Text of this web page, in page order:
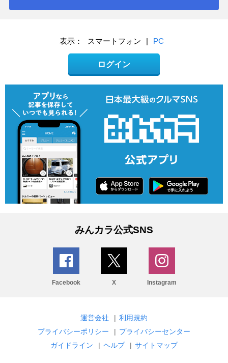
表示： スマートフォン | PC
ログイン
みんカラ公式SNS
Facebook X Instagram
運営会社 | 利用規約
プライバシーポリシー
| プライバシーセンター
ガイドライン
| ヘルプ | サイトマップ